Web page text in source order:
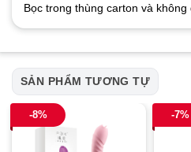
Bọc trong thùng carton và không
SẢN PHẨM TƯƠNG TỰ
-8% -7%